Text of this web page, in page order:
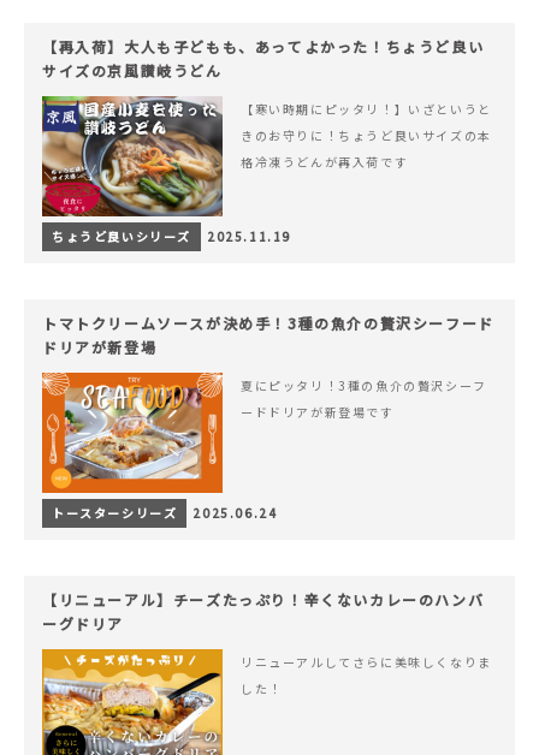
【再入荷】大人も子どもも、あってよかった！ちょうど良い
サイズの京風讃岐うどん
【寒い時期にピッタリ！】いざというと
きのお守りに！ちょうど良いサイズの本
格冷凍うどんが再入荷です
ちょうど良いシリーズ 2025.11.19
トマトクリームソースが決め手！3種の魚介の贅沢シーフード
ドリアが新登場
夏にピッタリ！3種の魚介の贅沢シーフ
ードドリアが新登場です
トースターシリーズ 2025.06.24
【リニューアル】チーズたっぷり！辛くないカレーのハンバ
ーグドリア
リニューアルしてさらに美味しくなりま
した！